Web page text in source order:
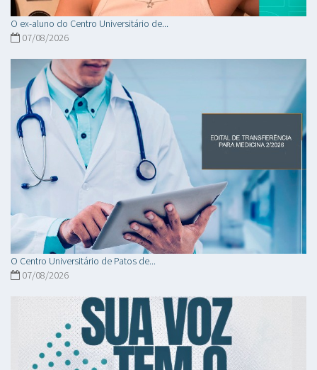
O ex-aluno do Centro Universitário de...
07/08/2026
O Centro Universitário de Patos de...
07/08/2026